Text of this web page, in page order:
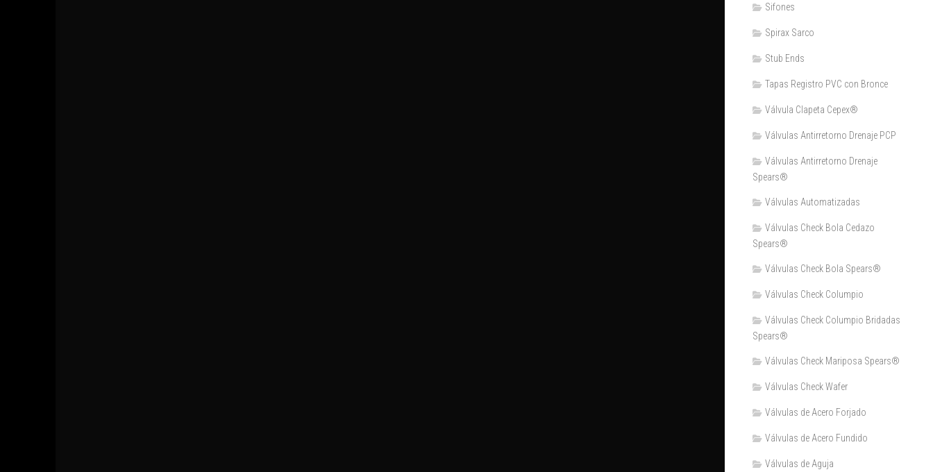
Sifones
Spirax Sarco
Stub Ends
Tapas Registro PVC con Bronce
Válvula Clapeta Cepex®
Válvulas Antirretorno Drenaje PCP
Válvulas Antirretorno Drenaje
Spears®
Válvulas Automatizadas
Válvulas Check Bola Cedazo
Spears®
Válvulas Check Bola Spears®
Válvulas Check Columpio
Válvulas Check Columpio Bridadas
Spears®
Válvulas Check Mariposa Spears®
Válvulas Check Wafer
Válvulas de Acero Forjado
Válvulas de Acero Fundido
Válvulas de Aguja